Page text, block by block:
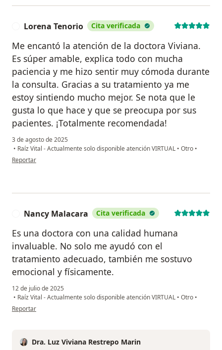
Lorena Tenorio Cita verificada
Me encantó la atención de la doctora Viviana.
Es súper amable, explica todo con mucha
paciencia y me hizo sentir muy cómoda durante
la consulta. Gracias a su tratamiento ya me
estoy sintiendo mucho mejor. Se nota que le
gusta lo que hace y que se preocupa por sus
pacientes. ¡Totalmente recomendada!
3 de agosto de 2025
• Raíz Vital - Actualmente solo disponible atención VIRTUAL • Otro •
en opinión del usuario Lorena Tenorio
Reportar
Nancy Malacara Cita verificada
Es una doctora con una calidad humana
invaluable. No solo me ayudó con el
tratamiento adecuado, también me sostuvo
emocional y físicamente.
12 de julio de 2025
• Raíz Vital - Actualmente solo disponible atención VIRTUAL • Otro •
en opinión del usuario Nancy Malacara
Reportar
Dra. Luz Viviana Restrepo Marin